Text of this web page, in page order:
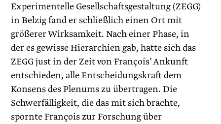
Experimentelle Gesellschaftsgestaltung (ZEGG)
in Belzig fand er schließlich einen Ort mit
größerer Wirksamkeit. Nach einer Phase, in
der es gewisse Hierarchien gab, hatte sich das
ZEGG just in der Zeit von François’ Ankunft
entschieden, alle Entscheidungskraft dem
Konsens des Plenums zu übertragen. Die
Schwerfälligkeit, die das mit sich brachte,
spornte François zur Forschung über